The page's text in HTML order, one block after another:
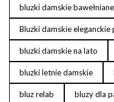
bluzki damskie
Bluzki damskie
bluzki damskie na lato
bluzki letnie damskie
bluz relab bluzy dla